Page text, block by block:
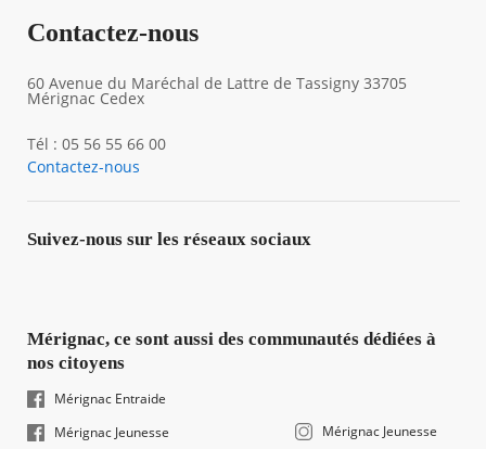
Contactez-nous
60 Avenue du Maréchal de Lattre de Tassigny 33705
Mérignac Cedex
Tél : 05 56 55 66 00
Contactez-nous
Suivez-nous sur les réseaux sociaux
Mérignac, ce sont aussi des communautés dédiées à
nos citoyens
Mérignac Entraide
Mérignac Jeunesse
Mérignac Jeunesse